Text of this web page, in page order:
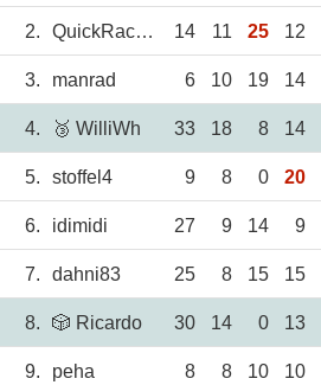
2. QuickRacer0815 14 11 25 12
3. manrad 6 10 19 14
4. 🥉 WilliWh 33 18 8 14
5. stoffel4 9 8 0 20
6. idimidi 27 9 14 9
7. dahni83 25 8 15 15
8. 🎲 Ricardo 30 14 0 13
9. peha 8 8 10 10